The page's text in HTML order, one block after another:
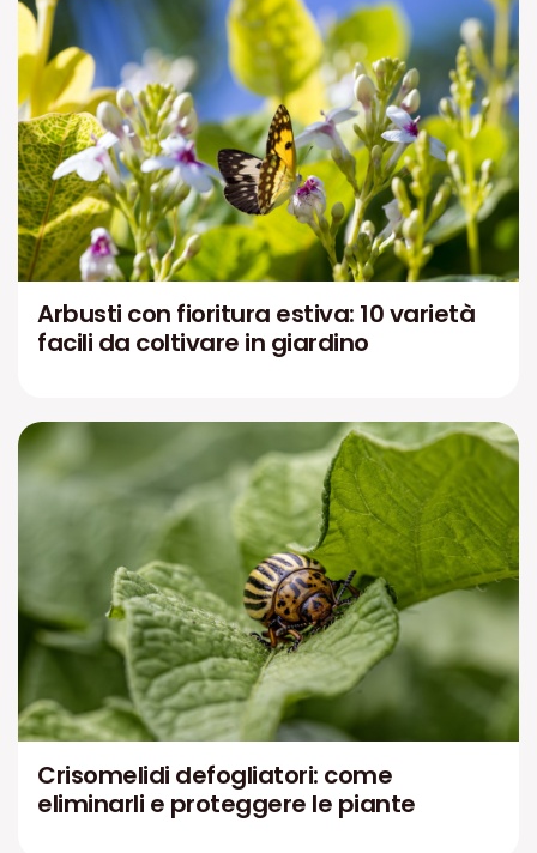
Arbusti con fioritura estiva: 10 varietà
facili da coltivare in giardino
Crisomelidi defogliatori: come
eliminarli e proteggere le piante